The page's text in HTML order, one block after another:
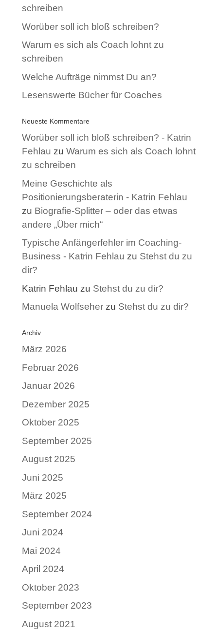
schreiben
Worüber soll ich bloß schreiben?
Warum es sich als Coach lohnt zu
schreiben
Welche Aufträge nimmst Du an?
Lesenswerte Bücher für Coaches
Neueste Kommentare
Worüber soll ich bloß schreiben? - Katrin
Fehlau zu Warum es sich als Coach lohnt
zu schreiben
Meine Geschichte als
Positionierungsberaterin - Katrin Fehlau
zu Biografie-Splitter – oder das etwas
andere „Über mich“
Typische Anfängerfehler im Coaching-
Business - Katrin Fehlau zu Stehst du zu
dir?
Katrin Fehlau zu Stehst du zu dir?
Manuela Wolfseherzu Stehst du zu dir?
Archiv
März 2026
Februar 2026
Januar 2026
Dezember 2025
Oktober 2025
September 2025
August 2025
Juni 2025
März 2025
September 2024
Juni 2024
Mai 2024
April 2024
Oktober 2023
September 2023
August 2021